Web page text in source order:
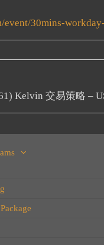
event/30mins-
Kelvin 交易策略 –